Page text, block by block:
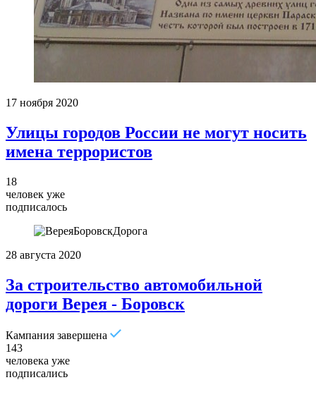
17 ноября 2020
Улицы городов России не могут носить
имена террористов
18
человек уже
подписалось
28 августа 2020
За строительство автомобильной
дороги Верея - Боровск
Кампания завершена
143
человека уже
подписались